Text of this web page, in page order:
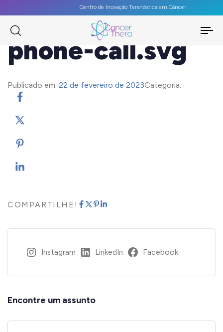
Centro de Inovação Teranóstica em Câncer
phone-call.svg
Publicado em: 22 de fevereiro de 2023Categoria:
COMPARTILHE!
Instagram LinkedIn Facebook
Encontre um assunto